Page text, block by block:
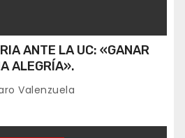
ANTE LA UC: «GANAR
ALEGRÍA».
Valenzuela